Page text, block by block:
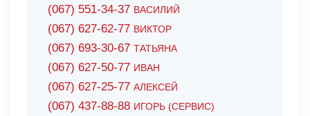
(067) 551-34-37 ВАСИЛИЙ
(067) 627-62-77 ВИКТОР
(067) 693-30-67 ТАТЬЯНА
(067) 627-50-77 ИВАН
(067) 627-25-77 АЛЕКСЕЙ
(067) 437-88-88 ИГОРЬ (СЕРВИС)